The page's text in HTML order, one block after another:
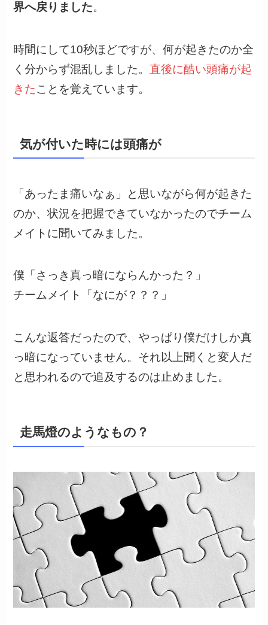
界へ戻りました。
時間にして10秒ほどですが、何が起きたのか全
く分からず混乱しました。 直後に酷い頭痛が起
きたことを覚えています。
気が付いた時には頭痛が
「あったま痛いなぁ」と思いながら何が起きた
のか、状況を把握できていなかったのでチーム
メイトに聞いてみました。
僕「さっき真っ暗にならんかった？」
チームメイト「なにが？？？」
こんな返答だったので、やっぱり僕だけしか真
っ暗になっていません。それ以上聞くと変人だ
と思われるので追及するのは止めました。
走馬燈のようなもの？